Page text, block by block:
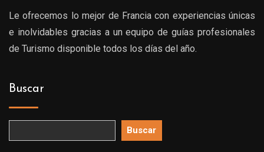
Le ofrecemos lo mejor de Francia con experiencias únicas
e inolvidables gracias a un equipo de guías profesionales
de Turismo disponible todos los días del año.
Buscar
Buscar